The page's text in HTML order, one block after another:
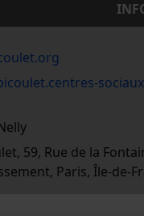
59, Rue de la
Paris, Île-de-